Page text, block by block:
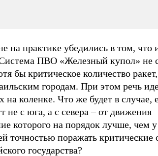
на практике убедились в том, что
ПВО «Железный купол» не
бы критическое количество
городам. При этом речь
на коленке. Что же будет в случае,
не с юга, а с севера – от движения
которого на порядок лучше,
точностью поражать критические
государства?